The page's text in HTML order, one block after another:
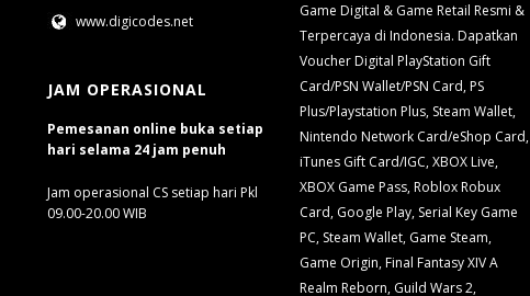
www.digicodes.net
JAM OPERASIONAL
Pemesanan online buka setiap
hari selama 24 jam penuh
Jam operasional CS setiap hari Pkl
09.00-20.00 WIB
Game Digital & Game Retail Resmi &
Terpercaya di Indonesia. Dapatkan
Voucher Digital PlayStation Gift
Card/PSN Wallet/PSN Card, PS
Plus/Playstation Plus, Steam Wallet,
Nintendo Network Card/eShop Card,
iTunes Gift Card/IGC, XBOX Live,
XBOX Game Pass, Roblox Robux
Card, Google Play, Serial Key Game
PC, Steam Wallet, Game Steam,
Game Origin, Final Fantasy XIV A
Realm Reborn, Guild Wars 2,